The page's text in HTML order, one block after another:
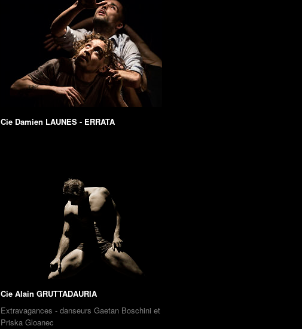
Cie Damien LAUNES - ERRATA
Cie Alain GRUTTADAURIA
Extravagances - danseurs Gaetan Boschini et
Priska Gloanec